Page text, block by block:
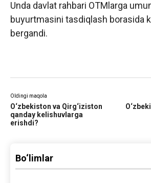
Unda davlat rahbari OTMlarga
buyurtmasini tasdiqlash borasida
bergandi.
Oldingi maqola
O‘zbekiston va Qirg‘iziston
qanday kelishuvlarga
erishdi?
Bo‘limlar